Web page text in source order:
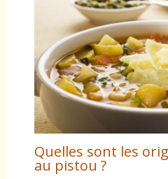
Quelles sont les
au pistou ?